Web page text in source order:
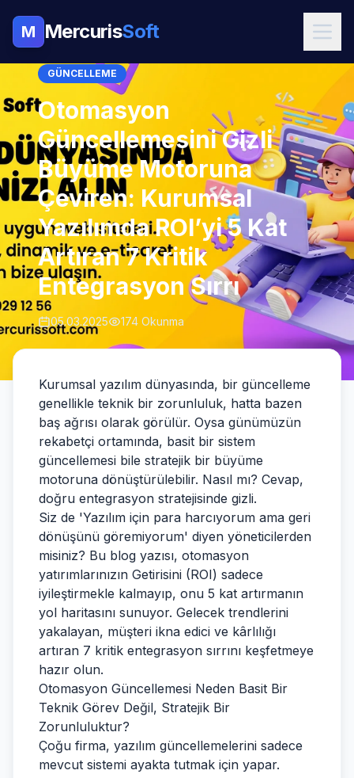
M MercurisSoft
GÜNCELLEME
Otomasyon
Güncellemesini Gizli
Büyüme Motoruna
Çeviren: Kurumsal
Yazılımda ROI’yi 5 Kat
Artıran 7 Kritik
Entegrasyon Sırrı
05.03.2025 174 Okunma
Kurumsal yazılım dünyasında, bir güncelleme
genellikle teknik bir zorunluluk, hatta bazen
baş ağrısı olarak görülür. Oysa günümüzün
rekabetçi ortamında, basit bir sistem
güncellemesi bile stratejik bir büyüme
motoruna dönüştürülebilir. Nasıl mı? Cevap,
doğru entegrasyon stratejisinde gizli.
Siz de 'Yazılım için para harcıyorum ama geri
dönüşünü göremiyorum' diyen yöneticilerden
misiniz? Bu blog yazısı, otomasyon
yatırımlarınızın Getirisini (ROI) sadece
iyileştirmekle kalmayıp, onu 5 kat artırmanın
yol haritasını sunuyor. Gelecek trendlerini
yakalayan, müşteri ikna edici ve kârlılığı
artıran 7 kritik entegrasyon sırrını keşfetmeye
hazır olun.
Otomasyon Güncellemesi Neden Basit Bir
Teknik Görev Değil, Stratejik Bir
Zorunluluktur?
Çoğu firma, yazılım güncellemelerini sadece
mevcut sistemi ayakta tutmak için yapar.